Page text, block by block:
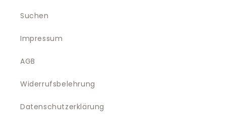
Suchen
Impressum
AGB
Widerrufsbelehrung
Datenschutzerklärung